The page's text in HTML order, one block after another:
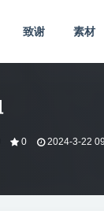
致谢 素材
0 2024-3-22